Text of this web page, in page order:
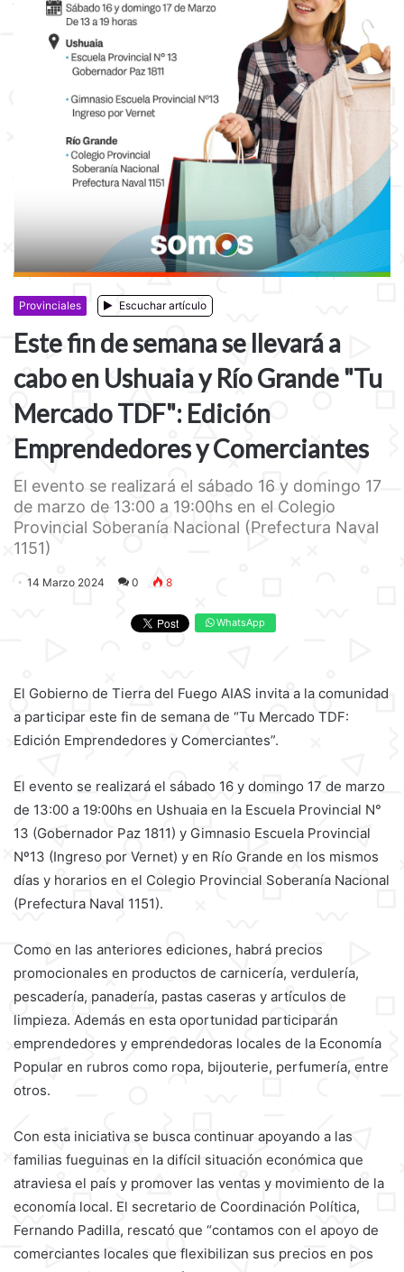
Provinciales Escuchar artículo
Este fin de semana se llevará a
cabo en Ushuaia y Río Grande "Tu
Mercado TDF": Edición
Emprendedores y Comerciantes
El evento se realizará el sábado 16 y domingo 17
de marzo de 13:00 a 19:00hs en el Colegio
Provincial Soberanía Nacional (Prefectura Naval
1151)
14 Marzo 2024 0 8
WhatsApp
El Gobierno de Tierra del Fuego AIAS invita a la comunidad
a participar este fin de semana de “Tu Mercado TDF:
Edición Emprendedores y Comerciantes”.
El evento se realizará el sábado 16 y domingo 17 de marzo
de 13:00 a 19:00hs en Ushuaia en la Escuela Provincial N°
13 (Gobernador Paz 1811) y Gimnasio Escuela Provincial
Nº13 (Ingreso por Vernet) y en Río Grande en los mismos
días y horarios en el Colegio Provincial Soberanía Nacional
(Prefectura Naval 1151).
Como en las anteriores ediciones, habrá precios
promocionales en productos de carnicería, verdulería,
pescadería, panadería, pastas caseras y artículos de
limpieza. Además en esta oportunidad participarán
emprendedores y emprendedoras locales de la Economía
Popular en rubros como ropa, bijouterie, perfumería, entre
otros.
Con esta iniciativa se busca continuar apoyando a las
familias fueguinas en la difícil situación económica que
atraviesa el país y promover las ventas y movimiento de la
economía local. El secretario de Coordinación Política,
Fernando Padilla, rescató que “contamos con el apoyo de
comerciantes locales que flexibilizan sus precios en pos